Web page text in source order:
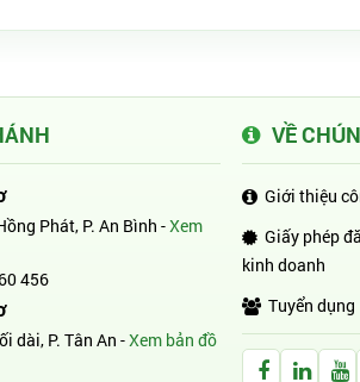
Phát, P. An Bình -Xem
456
dài, P. Tân An -Xem bản đồ
VỀ
Giới thiệu
Giấy phép
kinh doanh
Tuyển dụng